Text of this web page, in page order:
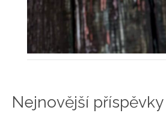
Nejnovější příspěvky